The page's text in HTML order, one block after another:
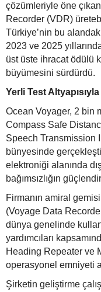
çözümleriyle öne
Recorder (VDR)
Türkiye’nin bu
2023 ve 2025
üst üste ihracat ödülü
büyümesini sürdürdü.
Yerli Test Altyapısıyla
Ocean Voyager, 2 bin
Compass Safe
Speech Transmission
bünyesinde
elektroniği alanında
bağımsızlığın
Firmanın amiral
(Voyage Data
dünya genelinde
yardımcıları
Heading Repeater ve
operasyonel emniyeti
Şirketin geliştirme